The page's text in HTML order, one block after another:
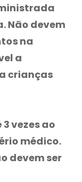
Não devem
na
a
a crianças
3 vezes ao
médico.
devem ser